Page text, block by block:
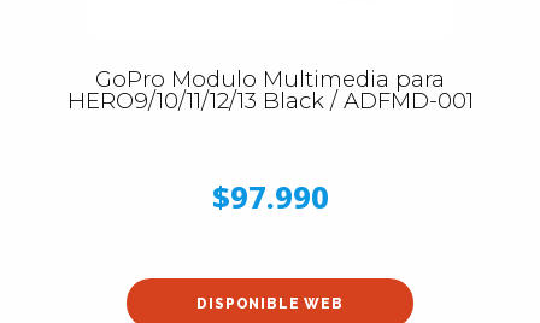
GoPro Modulo Multimedia para
HERO9/10/11/12/13 Black / ADFMD-001
$97.990
DISPONIBLE WEB